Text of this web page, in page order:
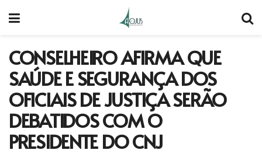
CONSELHEIRO AFIRMA QUE
SAÚDE E SEGURANÇA DOS
OFICIAIS DE JUSTIÇA SERÃO
DEBATIDOS COM O
PRESIDENTE DO CNJ